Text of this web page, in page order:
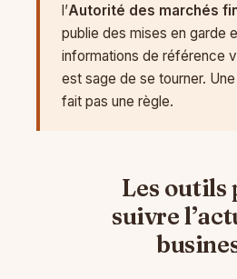
l’Autorité des marchés
publie des mises en garde
informations de référence
est sage de se tourner.
fait pas une règle.
Les outils
suivre